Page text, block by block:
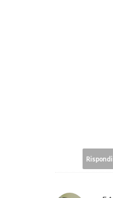
Rispondi